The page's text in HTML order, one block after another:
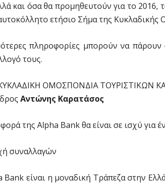
και όσα θα προμηθευτούν για το 2016,
ετήσιο Σήμα της
πληροφορίες μπορούν να πάρουν
τους.
ΚΥΚΛΑΔΙΚΗ ΟΜΟΣΠΟΝΔΙΑ ΤΟΥΡΙΣΤΙΚΩΝ
Αντώνης Καρατάσος
της Alpha Bank θα είναι σε ισχύ για
συναλλαγών
Bank είναι η μοναδική Τράπεζα στην